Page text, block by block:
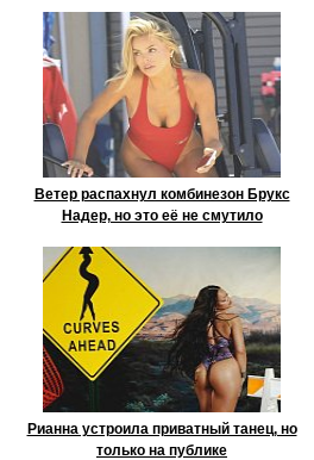
Ветер распахнул комбинезон Брукс
Надер, но это её не смутило
Рианна устроила приватный танец, но
только на публике